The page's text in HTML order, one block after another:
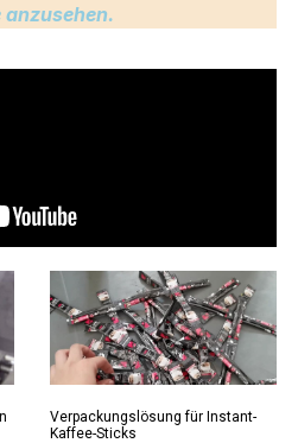
Verpackungslösung für Instant-
Kaffee-Sticks